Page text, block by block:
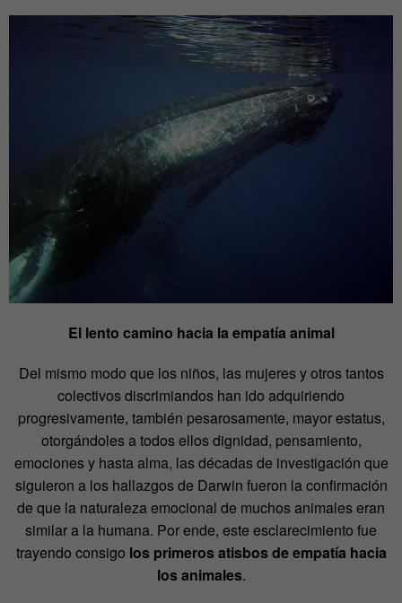
El lento camino hacia la empatía animal
Del mismo modo que los niños, las mujeres y otros tantos
colectivos discrimiandos han ido adquiriendo
progresivamente, también pesarosamente, mayor estatus,
otorgándoles a todos ellos dignidad, pensamiento,
emociones y hasta alma, las décadas de investigación que
siguieron a los hallazgos de Darwin fueron la confirmación
de que la naturaleza emocional de muchos animales eran
similar a la humana. Por ende, este esclarecimiento fue
trayendo consigo los primeros atisbos de empatía hacia
los animales.